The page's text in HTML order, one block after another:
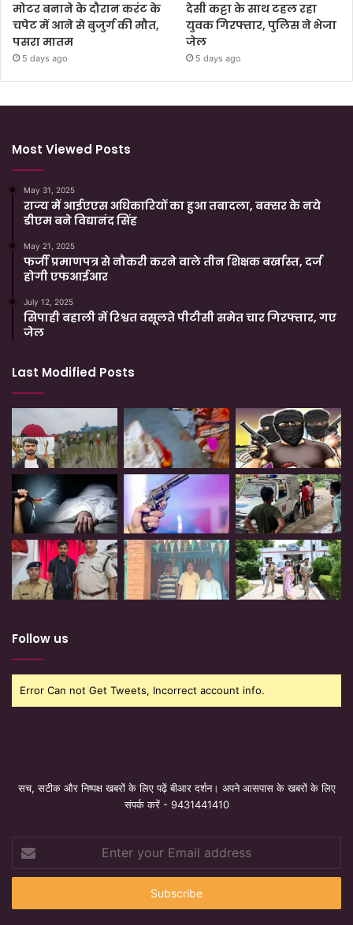
मोटर बनाने के दौरान करंट के
चपेट में आने से बुजुर्ग की मौत,
पसरा मातम
5 days ago
देसी कट्टा के साथ टहल रहा
युवक गिरफ्तार, पुलिस ने भेजा
जेल
5 days ago
Most Viewed Posts
May 31, 2025
राज्य में आईएएस अधिकारियों का हुआ तबादला, बक्सर के नये
डीएम बने विद्यानंद सिंह
May 21, 2025
फर्जी प्रमाणपत्र से नौकरी करने वाले तीन शिक्षक बर्खास्त, दर्ज
होगी एफआईआर
July 12, 2025
सिपाही बहाली में रिश्वत वसूलते पीटीसी समेत चार गिरफ्तार, गए
जेल
Last Modified Posts
Follow us
Error Can not Get Tweets, Incorrect account info.
सच, सटीक और निष्पक्ष खबरों के लिए पढ़ें बीआर दर्शन। अपने आसपास के खबरों के लिए
संपर्क करें - 9431441410
your
Email